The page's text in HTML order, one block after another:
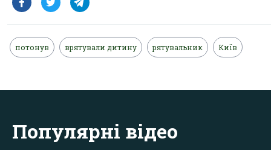
потонув врятували дитину рятувальник Київ
Популярні відео